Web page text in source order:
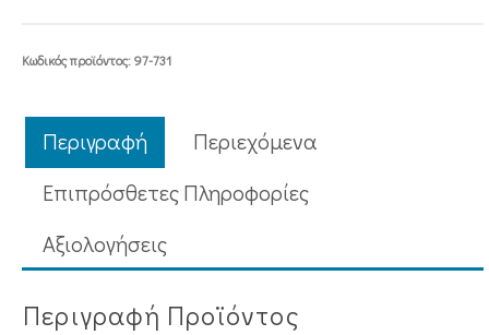
ΧΡΙΣΤΙΑΝΙΚΕΣ
Κωδικός προϊόντος:97-731
Περιγραφή
Περιεχόμενα
Επιπρόσθετες Πληροφορίες
Aξιολογήσεις
Περιγραφή Προϊόντος